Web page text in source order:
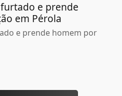
e prende
em Pérola
e prende homem por